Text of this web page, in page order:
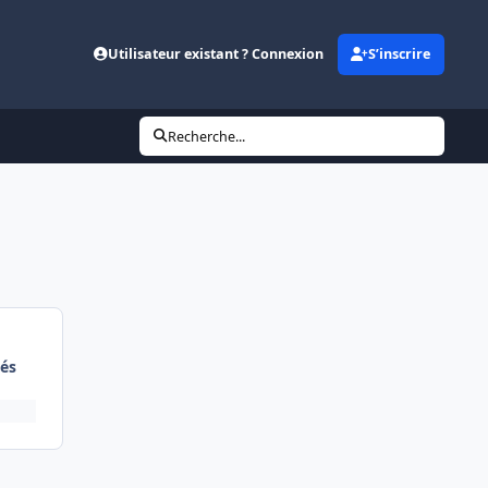
Utilisateur existant ? Connexion S’inscrire
Recherche...